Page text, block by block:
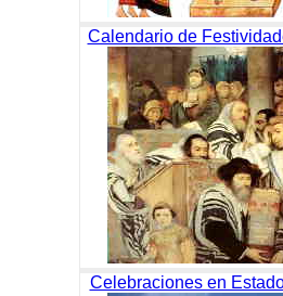
Calendario de
Celebraciones en